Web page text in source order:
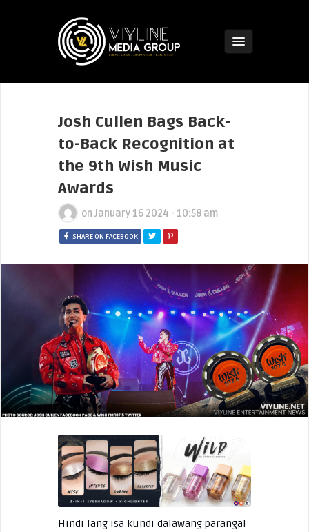
Josh Cullen Bags Back-
to-Back Recognition at
the 9th Wish Music
Awards
on January 16 2024 - 10:58 am
SHARE ON FACEBOOK
Hindi lang isa kundi dalawang parangal